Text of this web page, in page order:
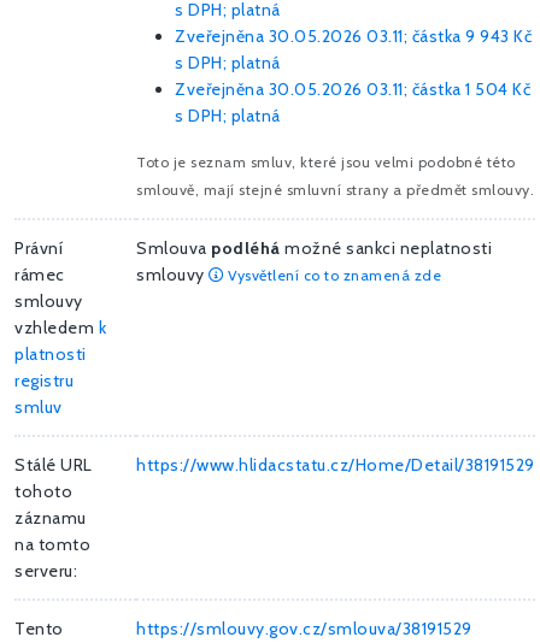
s DPH; platná
Zveřejněna 30.05.2026 03.11; částka 9 943 Kč
s DPH; platná
Zveřejněna 30.05.2026 03.11; částka 1 504 Kč
s DPH; platná
Toto je seznam smluv, které jsou velmi podobné této
smlouvě, mají stejné smluvní strany a předmět smlouvy.
Právní
rámec
smlouvy
vzhledem k
platnosti
registru
smluv
Smlouva podléhá možné sankci neplatnosti
smlouvy
Vysvětlení co to znamená zde
Stálé URL
tohoto
záznamu
na tomto
serveru:
https://www.hlidacstatu.cz/Home/Detail/38191529
Tento
https://smlouvy.gov.cz/smlouva/38191529